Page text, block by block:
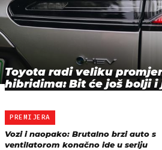
Toyota radi veliku
hibridima: Bit će još bolji
PREMIJERA
Vozi i naopako: Brutalno brzi auto s
ventilatorom konačno ide u seriju